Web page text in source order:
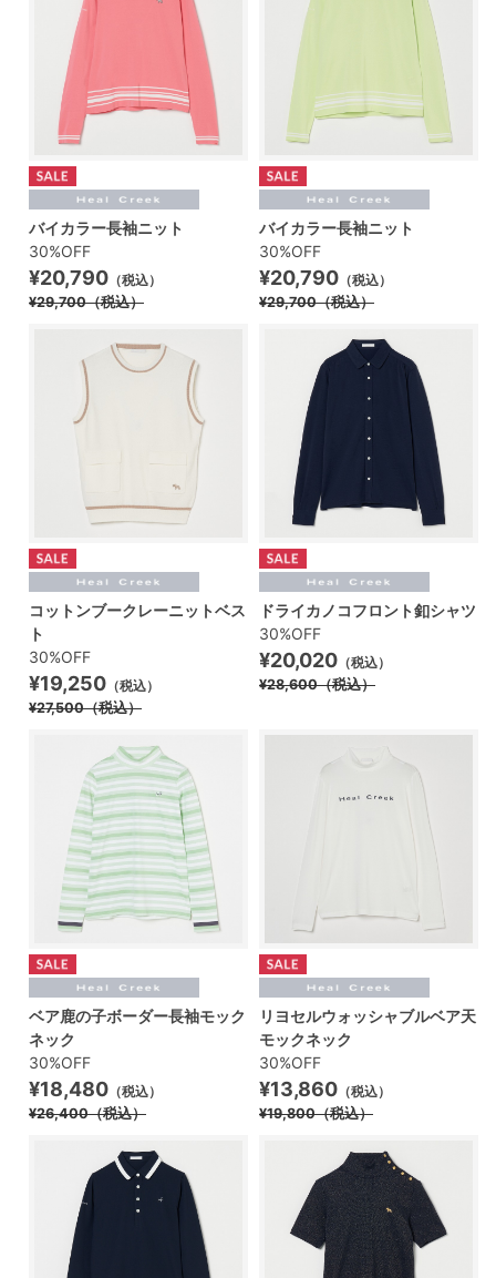
バイカラー長袖ニット
30%OFF
¥20,790 （税込）
¥29,700（税込）
バイカラー長袖ニット
30%OFF
¥20,790 （税込）
¥29,700（税込）
コットンブークレーニットベス
ト
30%OFF
¥19,250 （税込）
¥27,500（税込）
ドライカノコフロント釦シャツ
30%OFF
¥20,020 （税込）
¥28,600（税込）
ベア鹿の子ボーダー長袖モック
ネック
30%OFF
¥18,480 （税込）
¥26,400（税込）
リヨセルウォッシャブルベア天
モックネック
30%OFF
¥13,860 （税込）
¥19,800（税込）